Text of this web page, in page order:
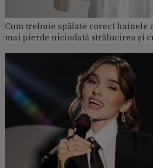
Cum trebuie spălate corect hainele
mai pierde niciodată strălucirea și